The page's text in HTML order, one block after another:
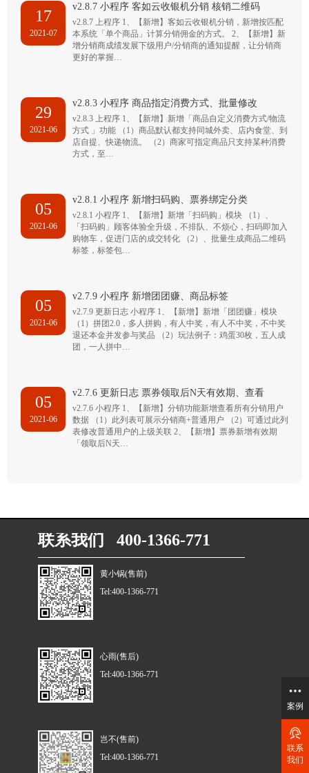
17
2021-07
v2.8.7 小程序 客如云收银机分销 核销二维码
v2.8.7 上程序 1、【新增】客如云收银机分销，新增按匹配
本系统「单个商品」计算分销佣金的方式。 2、【新增】新
增分销商成绩发展下级用户/分销商的通知提醒，让分销商
更好的掌握…
29
2021-06
v2.8.3 小程序 商品指定消费方式、批量修改
v2.8.3 上程序 1、【新增】新增「商品自定义消费方式/物流
方式 」功能 （1）商品默认都支持同城外卖、店内食堂、到
店自提、快递物流。 （2）商家可指定商品只支持某种消费
方式，至…
05
2021-06
v2.8.1 小程序 新增扫码购、票券绑定分类
v2.8.1 小程序 1、【新增】新增「扫码购」模块 （1）、
「扫码购」顾客体验全升级，不排队、不烦心，扫码即加入
购物车，促进门店的成交转化 （2）、批量生成商品二维码
标签，标签包…
05
2021-06
v2.7.9 小程序 新增团团赚、商品标签
v2.7.9 更新日志 小程序 1、【新增】新增「团团赚」模块
（1）拼团2.0，多人拼购，有人中奖，有人不中奖，不中奖
退还本金并发参与奖品 （2）玩法例子：鸡蛋30枚，五人成
团，一人拼中…
05
2021-06
v2.7.6 更新日志 票券领取后N天有效期、查看
v2.7.6 小程序 1、【新增】分销功能新增查看所有分销用户
数据 （1）此列表可展示分销商+普通用户 （2）可通过此列
表修改普通用户的上级关联 2、【新增】票券新增有效期
「领取后N天…
联系我们 400-1366-771
黄小锅(售前)
Tel:400-1366-771
心雨(售后)
Tel:400-1366-771
岂不(售前)
Tel:400-1366-771
案例
联系
我们